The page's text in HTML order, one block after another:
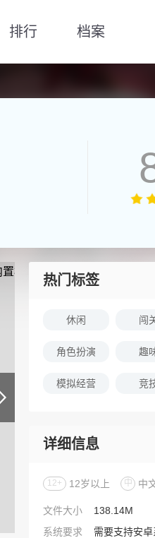
排行 档案
热门标签
休闲 闯
角色扮演 趣
模拟经营 竞
详细信息
12+ 12岁以上 中 中
文件大小
138.14M
系统要求
需要支持安